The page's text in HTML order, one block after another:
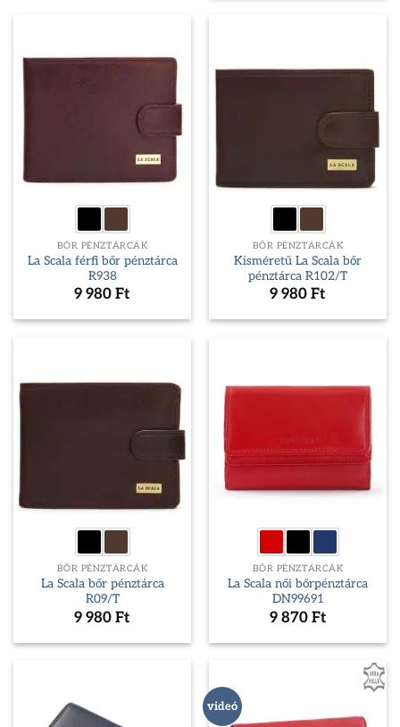
BŐR PÉNZTÁRCÁK
La Scala férfi bőr pénztárca
R938
9 980 Ft
BŐR PÉNZTÁRCÁK
Kisméretű La Scala bőr
pénztárca R102/T
9 980 Ft
BŐR PÉNZTÁRCÁK
La Scala bőr pénztárca
R09/T
9 980 Ft
BŐR PÉNZTÁRCÁK
La Scala női bőrpénztárca
DN99691
9 870 Ft
videó